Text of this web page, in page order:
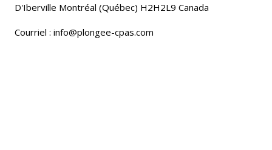
D'Iberville Montréal (Québec) H2H2L9 Canada
Courriel : info@plongee-cpas.com